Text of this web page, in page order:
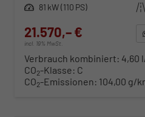
Leistung 81 kW (110 PS) Kilometerstand
21.570,– €
incl. 19% MwSt.
Verbrauch kombiniert: 4,60
CO2-Klasse: C
CO2-Emissionen: 104,00 g/